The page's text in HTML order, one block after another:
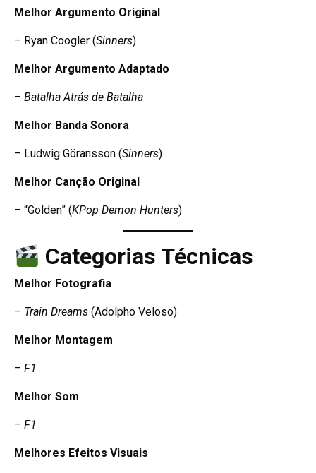
Melhor Argumento Original
– Ryan Coogler (Sinners)
Melhor Argumento Adaptado
– Batalha Atrás de Batalha
Melhor Banda Sonora
– Ludwig Göransson (Sinners)
Melhor Canção Original
– “Golden” (KPop Demon Hunters)
Categorias Técnicas
Melhor Fotografia
– Train Dreams (Adolpho Veloso)
Melhor Montagem
– F1
Melhor Som
– F1
Melhores Efeitos Visuais